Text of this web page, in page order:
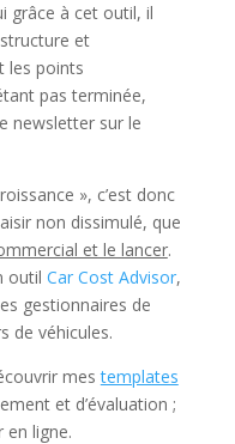
grâce à cet outil, il
et
les points
pas terminée,
newsletter sur le
», c’est donc
non dissimulé, que
et le lancer.
outil Car Cost Advisor,
gestionnaires de
de véhicules.
mestemplates
et d’évaluation ;
ligne.